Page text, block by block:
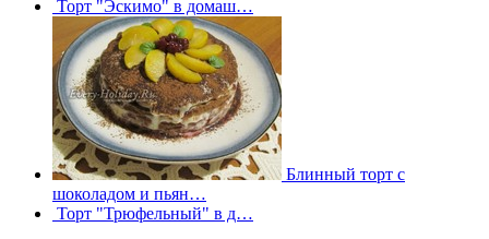
Торт "Эскимо" в домаш…
Блинный торт с
шоколадом и пьян…
Торт "Трюфельный" в д…